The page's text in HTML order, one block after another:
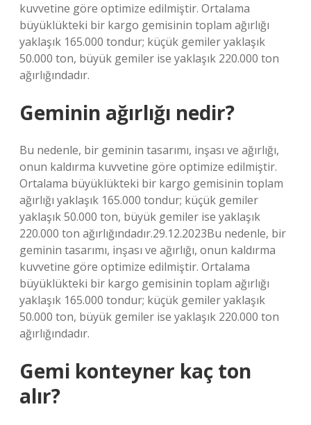
kuvvetine göre optimize edilmiştir. Ortalama
büyüklükteki bir kargo gemisinin toplam ağırlığı
yaklaşık 165.000 tondur; küçük gemiler yaklaşık
50.000 ton, büyük gemiler ise yaklaşık 220.000 ton
ağırlığındadır.
Geminin ağırlığı nedir?
Bu nedenle, bir geminin tasarımı, inşası ve ağırlığı,
onun kaldırma kuvvetine göre optimize edilmiştir.
Ortalama büyüklükteki bir kargo gemisinin toplam
ağırlığı yaklaşık 165.000 tondur; küçük gemiler
yaklaşık 50.000 ton, büyük gemiler ise yaklaşık
220.000 ton ağırlığındadır.29.12.2023Bu nedenle, bir
geminin tasarımı, inşası ve ağırlığı, onun kaldırma
kuvvetine göre optimize edilmiştir. Ortalama
büyüklükteki bir kargo gemisinin toplam ağırlığı
yaklaşık 165.000 tondur; küçük gemiler yaklaşık
50.000 ton, büyük gemiler ise yaklaşık 220.000 ton
ağırlığındadır.
Gemi konteyner kaç ton
alır?